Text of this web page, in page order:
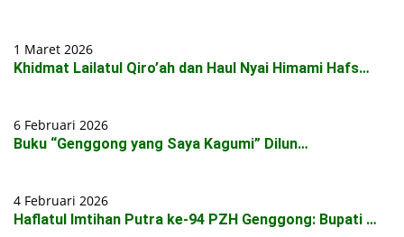
1 Maret 2026
Khidmat Lailatul Qiro’ah dan Haul Nyai Himami Hafs…
6 Februari 2026
Buku “Genggong yang Saya Kagumi” Dilun…
4 Februari 2026
Haflatul Imtihan Putra ke-94 PZH Genggong: Bupati …